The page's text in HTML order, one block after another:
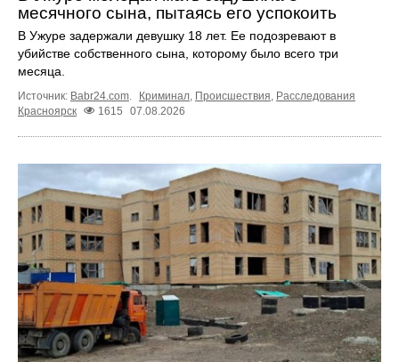
месячного сына, пытаясь его успокоить
В Ужуре задержали девушку 18 лет. Ее подозревают в
убийстве собственного сына, которому было всего три
месяца.
Источник: Babr24.com. Криминал, Происшествия, Расследования
Красноярск
1615 07.08.2026